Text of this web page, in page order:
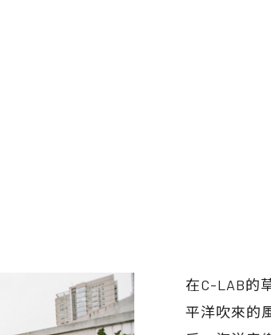
在C-LAB的
平洋吹來的